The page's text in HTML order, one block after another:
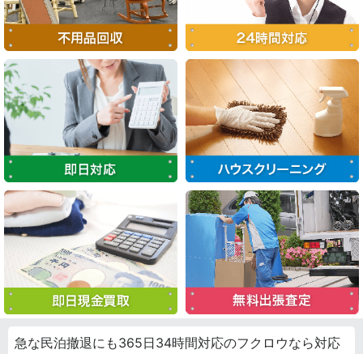
急な民泊撤退にも365日34時間対応のフクロウなら対応